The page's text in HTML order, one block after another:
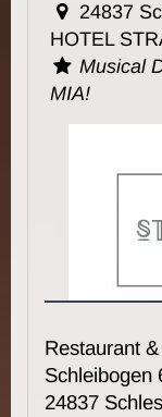
24837
HOTEL
Musical
MIA!
Restaurant
Schleibogen
24837